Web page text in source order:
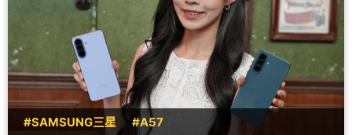
#SAMSUNG三星 #A57